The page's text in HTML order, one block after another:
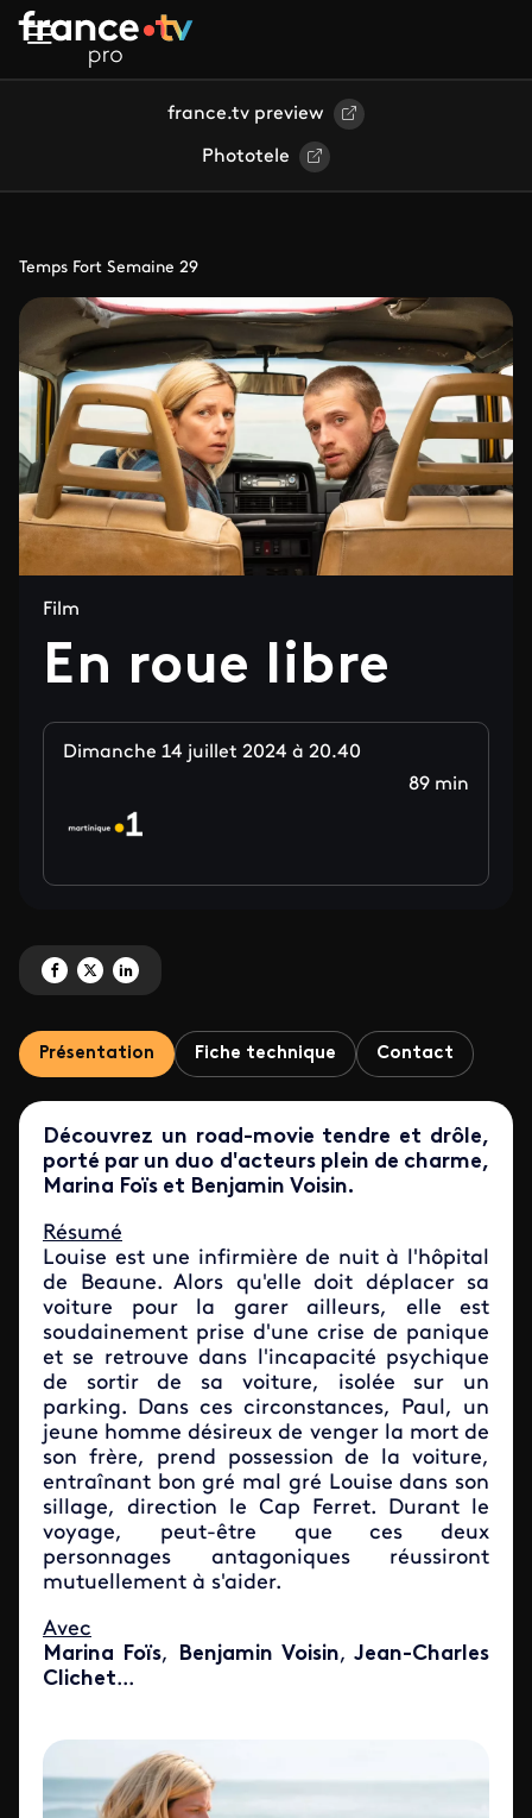
Aller au contenu principal
france.tv preview
Phototele
Temps Fort Semaine 29
Film
En roue libre
Dimanche 14 juillet 2024 à 20.40
89 min
Partagez 'En roue libre' sur Facebook
Partagez 'En roue libre' sur X
Partagez 'En roue libre' sur LinkedIn
Présentation Fiche technique Contact
Découvrez un road-movie tendre et drôle,
porté par un duo d'acteurs plein de charme,
Marina Foïs et Benjamin Voisin.
Résumé
Louise est une infirmière de nuit à l'hôpital
de Beaune. Alors qu'elle doit déplacer sa
voiture pour la garer ailleurs, elle est
soudainement prise d'une crise de panique
et se retrouve dans l'incapacité psychique
de sortir de sa voiture, isolée sur un
parking. Dans ces circonstances, Paul, un
jeune homme désireux de venger la mort de
son frère, prend possession de la voiture,
entraînant bon gré mal gré Louise dans son
sillage, direction le Cap Ferret. Durant le
voyage, peut-être que ces deux
personnages antagoniques réussiront
mutuellement à s'aider.
Avec
Marina Foïs, Benjamin Voisin, Jean-Charles
Clichet...